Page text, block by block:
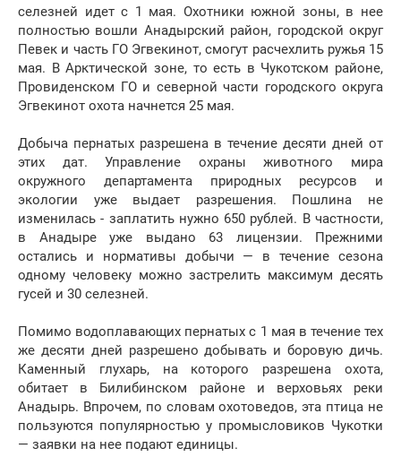
селезней идет с 1 мая. Охотники южной зоны, в нее
полностью вошли Анадырский район, городской округ
Певек и часть ГО Эгвекинот, смогут расчехлить ружья 15
мая. В Арктической зоне, то есть в Чукотском районе,
Провиденском ГО и северной части городского округа
Эгвекинот охота начнется 25 мая.
Добыча пернатых разрешена в течение десяти дней от
этих дат. Управление охраны животного мира
окружного департамента природных ресурсов и
экологии уже выдает разрешения. Пошлина не
изменилась - заплатить нужно 650 рублей. В частности,
в Анадыре уже выдано 63 лицензии. Прежними
остались и нормативы добычи — в течение сезона
одному человеку можно застрелить максимум десять
гусей и 30 селезней.
Помимо водоплавающих пернатых с 1 мая в течение тех
же десяти дней разрешено добывать и боровую дичь.
Каменный глухарь, на которого разрешена охота,
обитает в Билибинском районе и верховьях реки
Анадырь. Впрочем, по словам охотоведов, эта птица не
пользуются популярностью у промысловиков Чукотки
— заявки на нее подают единицы.